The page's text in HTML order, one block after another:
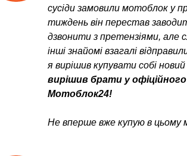
сусіди замовили мотоблок у
тиждень він перестав
дзвонити з претензіями, але
інші знайомі взагалі
я вирішив купувати собі
вирішив брати у
Мотоблок24!
Не вперше вже купую в цьому